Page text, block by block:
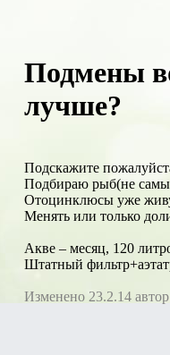
Подмены
лучше?
Подскажите
Подбираю рыб(не
Отоцинклюсы уже
Менять или только
Акве – месяц, 120
Штатный
Изменено 23.2.14